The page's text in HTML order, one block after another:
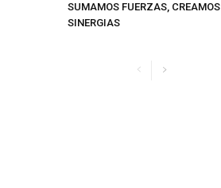
SUMAMOS FUERZAS, CREAMOS
SINERGIAS